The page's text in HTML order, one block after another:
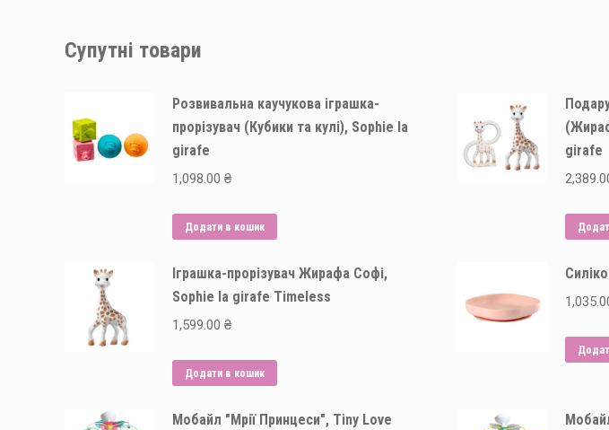
Супутні товари
Розвивальна каучукова іграшка-
прорізувач (Кубики та кулі), Sophie la
girafe
1,098.00 ₴
Додати в кошик
girafe
Іграшка-прорізувач Жирафа Софі,
Sophie la girafe Timeless
1,599.00 ₴
Додати в кошик
Мобайл "Мрії Принцеси", Tiny Love